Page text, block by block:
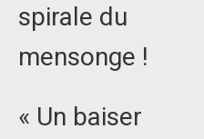
spirale du
mensonge !
« Un baiser